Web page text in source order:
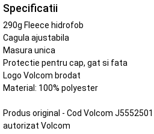
Specificatii
290g Fleece hidrofob
Cagula ajustabila
Masura unica
Protectie pentru cap, gat si fata
Logo Volcom brodat
Material: 100% polyester
Produs original - Cod Volcom
autorizat Volcom